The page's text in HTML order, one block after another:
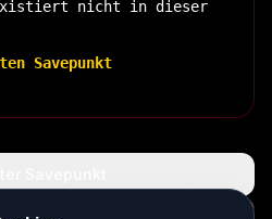
existiert nicht in dieser
Savepunkt